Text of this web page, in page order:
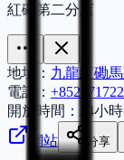
紅磡第二分店
地址： 九龍紅磡
電話：
開放時間： 24小
網站
分享